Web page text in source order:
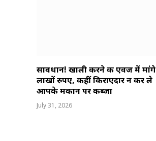
सावधान! खाली करने की एवज में मांगे
लाखों रुपए, कहीं किराएदार न कर ले
आपके मकान पर कब्जा
July 31, 2026